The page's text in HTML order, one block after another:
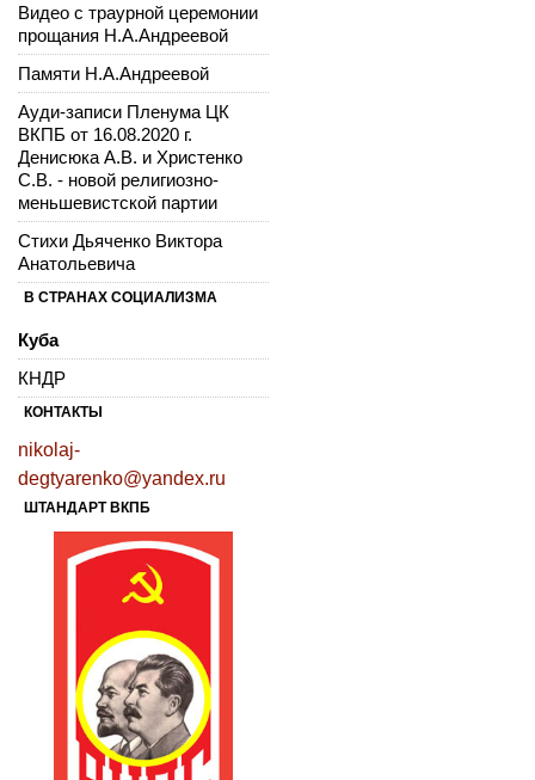
Видео с траурной церемонии
прощания Н.А.Андреевой
Памяти Н.А.Андреевой
Ауди-записи Пленума ЦК
ВКПБ от 16.08.2020 г.
Денисюка А.В. и Христенко
С.В. - новой религиозно-
меньшевистской партии
Стихи Дьяченко Виктора
Анатольевича
В СТРАНАХ СОЦИАЛИЗМА
Куба
КНДР
КОНТАКТЫ
nikolaj-
degtyarenko@yandex.ru
ШТАНДАРТ ВКПБ